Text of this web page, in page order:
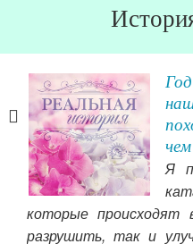
Я
которые
разрушить, так и